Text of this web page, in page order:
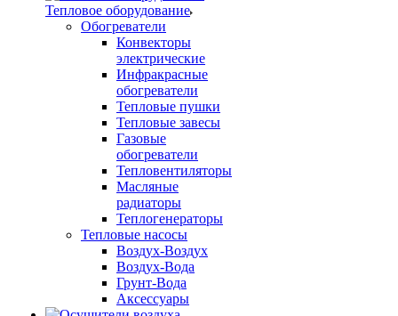
Тепловое оборудование
Обогреватели
Конвекторы
электрические
Инфракрасные
обогреватели
Тепловые пушки
Тепловые завесы
Газовые
обогреватели
Тепловентиляторы
Масляные
радиаторы
Теплогенераторы
Тепловые насосы
Воздух-Воздух
Воздух-Вода
Грунт-Вода
Аксессуары